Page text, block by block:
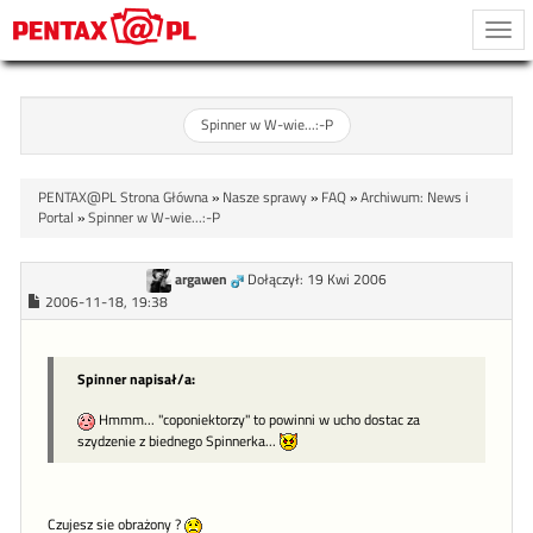
Spinner w W-wie...:-P
PENTAX@PL Strona Główna» Nasze sprawy» FAQ»Archiwum: News i
Portal »Spinner w W-wie...:-P
argawen
Dołączył: 19 Kwi 2006
2006-11-18, 19:38
Spinner napisał/a:
Hmmm... "coponiektorzy" to powinni w ucho dostac za
szydzenie z biednego Spinnerka...
Czujesz sie obrażony ?